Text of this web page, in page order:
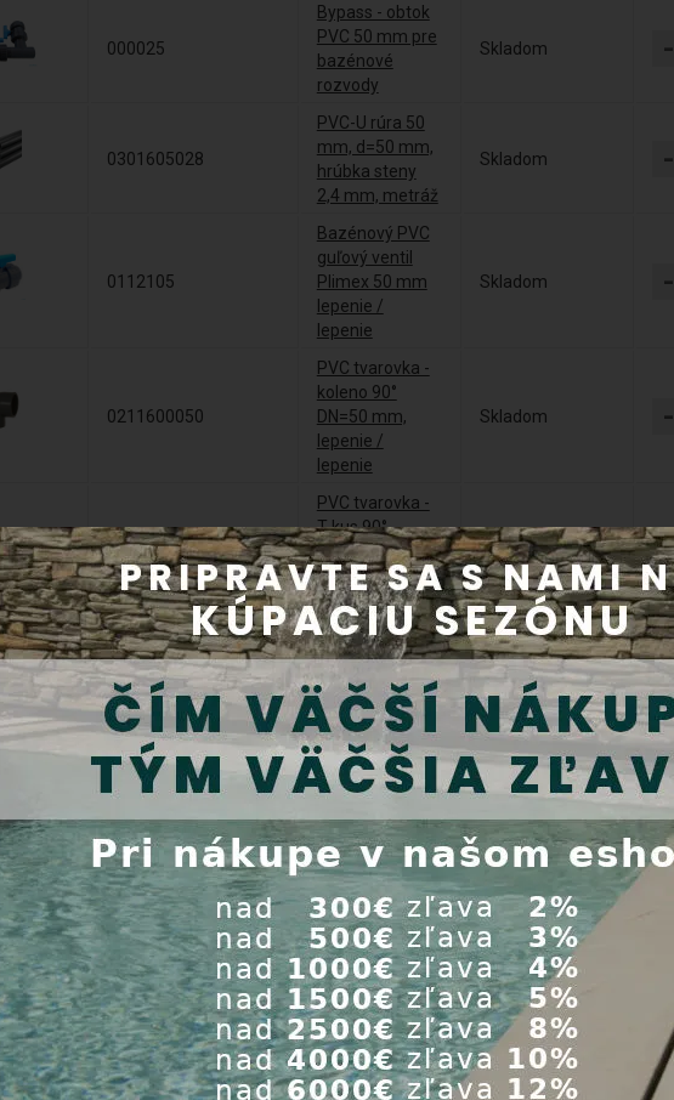
000025
Bypass - obtok
PVC 50 mm pre
bazénové
rozvody
Skladom -
0301605028
PVC-U rúra 50
mm, d=50 mm,
hrúbka steny
2,4 mm, metráž
Skladom -
0112105
Bazénový PVC
guľový ventil
Plimex 50 mm
lepenie /
lepenie
Skladom -
0211600050
PVC tvarovka -
koleno 90°
DN=50 mm,
lepenie /
lepenie
Skladom -
0216600050
PVC tvarovka -
T-kus 90°
DN=50 mm,
d=61 mm,
lepenie /
lepenie
Skladom -
0225606350
PVC tvarovka -
Redukcia krátka
63 x 50 mm
Skladom -
0245600050
PVC tvarovka -
šróbenie 50
mm, DN=50
mm, lepenie /
lepenie
Skladom -
5121201+0216600050
Uzemnenie
titan DN=50mm
Do 5 dní
0410610250
Tangit lepidlo
na PVC so
štetcom 250 g
Skladom
0425610125
Tangit čistič
PVC-U, PVC-C,
ABS 125 ml
Skladom -